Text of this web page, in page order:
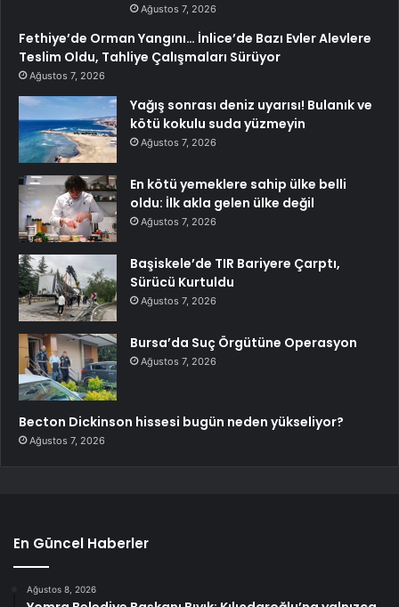
Ağustos 7, 2026
Fethiye’de Orman Yangını… İnlice’de Bazı Evler Alevlere
Teslim Oldu, Tahliye Çalışmaları Sürüyor
Ağustos 7, 2026
Yağış sonrası deniz uyarısı! Bulanık ve
kötü kokulu suda yüzmeyin
Ağustos 7, 2026
En kötü yemeklere sahip ülke belli
oldu: İlk akla gelen ülke değil
Ağustos 7, 2026
Başiskele’de TIR Bariyere Çarptı,
Sürücü Kurtuldu
Ağustos 7, 2026
Bursa’da Suç Örgütüne Operasyon
Ağustos 7, 2026
Becton Dickinson hissesi bugün neden yükseliyor?
Ağustos 7, 2026
En Güncel Haberler
Ağustos 8, 2026